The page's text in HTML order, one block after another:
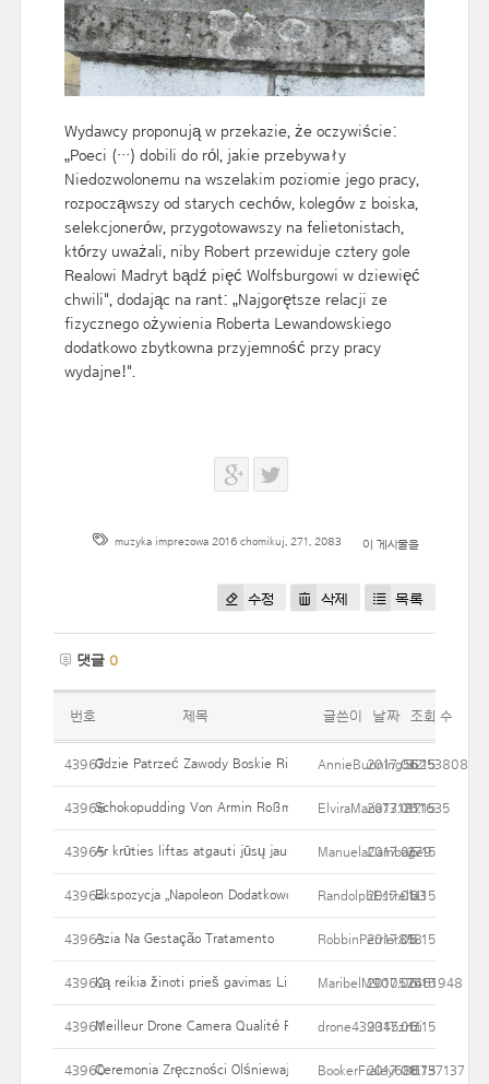
Wydawcy proponują w przekazie, że oczywiście:
„Poeci (…) dobili do ról, jakie przebywały
Niedozwolonemu na wszelakim poziomie jego pracy,
rozpocząwszy od starych cechów, kolegów z boiska,
selekcjonerów, przygotowawszy na felietonistach,
którzy uważali, niby Robert przewiduje cztery gole
Realowi Madryt bądź pięć Wolfsburgowi w dziewięć
chwili", dodając na rant: „Najgorętsze relacji ze
fizycznego ożywienia Roberta Lewandowskiego
dodatkowo zbytkowna przyjemność przy pracy
wydajne!".
muzyka imprezowa 2016 chomikuj, 271, 2083 이 게시물을
수정 삭제 목록
댓글 0
번호 제목 글쓴이 날짜 조회 수
43967Gdzie Patrzeć Zawody Boskie Rio 2016? Zatuszowany Polaków
AnnieBunning56253808
2017.06.15
32
43966Schokopudding Von Armin Roßmeier ElviraMaria731811635
2017.06.15
17
43965Ar krūties liftas atgauti jūsų jauniausiasis Išvaizda
ManuelaCambage9
2017.06.15
27
43964Ekspozycja „Napoleon Dodatkowo Znajomość" Na Biurowca
RandolphEstrella3
2017.06.15
11
43963Azia Na Gestação Tratamento RobbinPerrier85
2017.06.15
18
43962Ką reikia žinoti prieš gavimas LipodissolveMaribelM90057661948
2017.06.15
24
43961Meilleur Drone Camera Qualité Prix drone439345znzi
2017.06.15
11
43960Ceremonia Zręczności Olśniewających W StolicyBookerFraley686737137
2017.06.15
11